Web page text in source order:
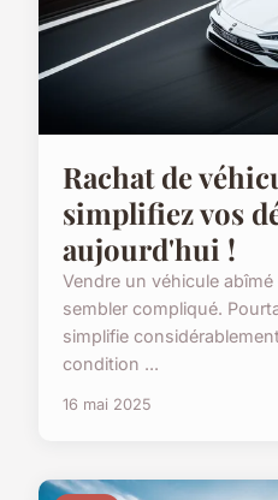
Rachat de
simplifiez vos
aujourd'hui !
Vendre un véhicule
sembler compliqué.
simplifie
condition ...
16 mai 2025